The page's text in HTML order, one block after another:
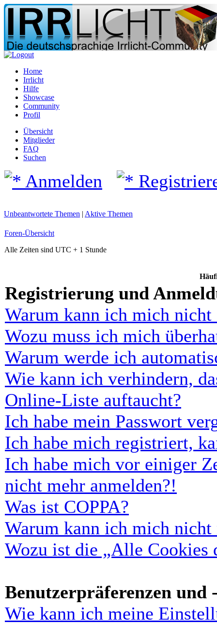
Home
Irrlicht
Hilfe
Showcase
Community
Profil
Übersicht
Mitglieder
FAQ
Suchen
Anmelden
Unbeantwortete Themen | Aktive Themen
Foren-Übersicht
Alle Zeiten sind UTC + 1 Stunde
Registrierung und
Warum kann ich mich nicht
Wozu muss ich mich
Warum werde ich
Wie kann ich verhindern,
Online-Liste auftaucht?
Ich habe mein Passwort
Ich habe mich registriert,
Ich habe mich vor einiger
nicht mehr anmelden?!
Was ist COPPA?
Warum kann ich mich nicht
Wozu ist die „Alle Cookies
Benutzerpräferenzen und
Wie kann ich meine